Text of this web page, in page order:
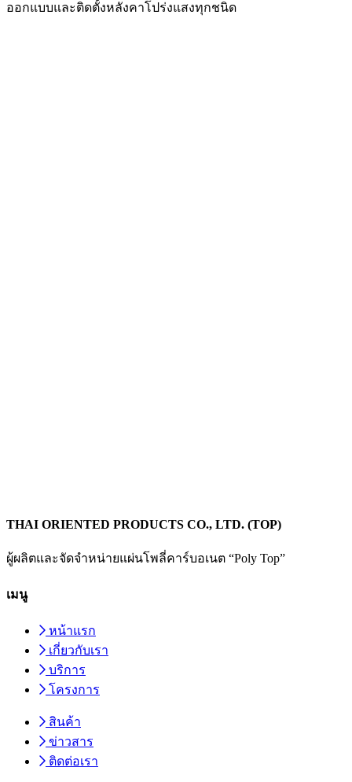
ออกแบบและติดตั้งหลังคาโปร่งแสงทุกชนิด
THAI ORIENTED PRODUCTS CO., LTD. (TOP)
ผู้ผลิตและจัดจำหน่ายแผ่นโพลี่คาร์บอเนต “Poly Top”
เมนู
หน้าแรก
เกี่ยวกับเรา
บริการ
โครงการ
สินค้า
ข่าวสาร
ติดต่อเรา